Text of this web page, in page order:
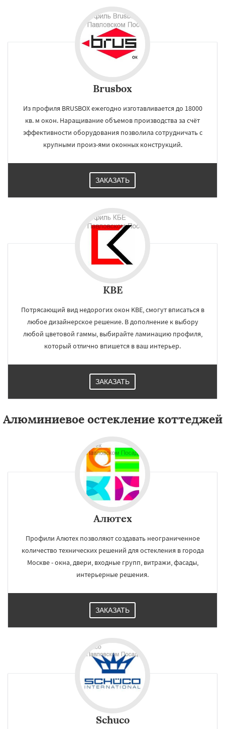
Brusbox
Из профиля BRUSBOX ежегодно изготавливается до 18000
кв. м окон. Наращивание объемов производства за счёт
эффективности оборудования позволила сотрудничать с
крупными произ-ями оконных конструкций.
ЗАКАЗАТЬ
KBE
Потрясающий вид недорогих окон KBE, смогут вписаться в
любое дизайнерское решение. В дополнение к выбору
любой цветовой гаммы, выбирайте ламинацию профиля,
который отлично впишется в ваш интерьер.
ЗАКАЗАТЬ
Алюминиевое остекление коттеджей
Алютех
Профили Алютех позволяют создавать неограниченное
количество технических решений для остекления в города
Москве - окна, двери, входные групп, витражи, фасады,
интерьерные решения.
ЗАКАЗАТЬ
Schuco